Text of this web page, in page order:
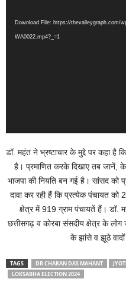
Download File: https://thevalleygraph.com/
WA0022.mp4?_=1
डॉ. महंत ने भ्रष्टाचार के मुद्दे पर कहा है
है। प्रमाणित करके दिखाए तब जानें,
भाजपा की नियति बन गई है। सांसद को
दावा कर रही हैं कि प्रत्येक पंचायत
क्षेत्र में 919 ग्राम पंचायतें हैं। डॉ.
छत्तीसगढ़ व कोरबा संसदीय क्षेत्र के
के झांसे व झूठे
TAGS DR CHARAN DAS MAHANT
LOKSABHA ELECTION 2024